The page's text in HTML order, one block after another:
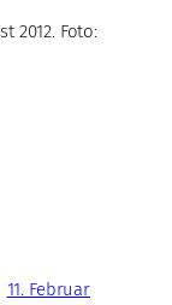
2012. Foto:
11. Februar